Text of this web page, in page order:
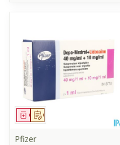
Op voorschrift
Geneesmiddel
Pfizer